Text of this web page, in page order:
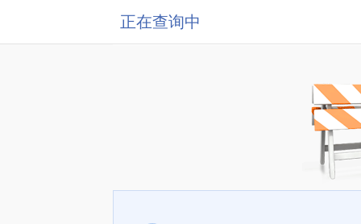
正在查询中